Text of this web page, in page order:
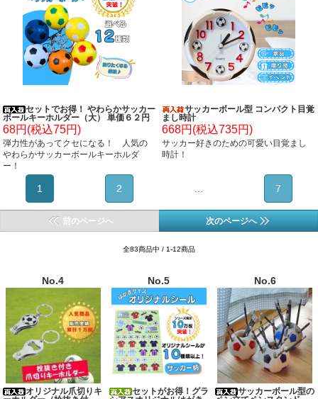
セットでお得！ やわらかサッカー
ボールキーホルダー（大） 単価６２円
～
68円(税込75円)
弾力性があってクセになる！ 人気の
やわらかサッカーボールキーホルダ
ー！
サッカーボール型 コンパクト目覚
まし時計
668円(税込735円)
サッカー好きのための可愛い目覚まし
時計！
1 2 … 7
前のページへ 次のページへ
全83商品中 / 1-12商品
No.4
オリジナル爪切りキ
No.5
セットがお得！グラ
No.6
サッカーボール型の